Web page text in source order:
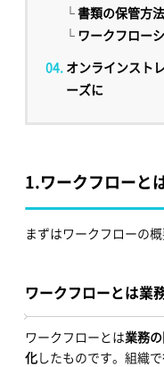
└書類の保管方
└ ワークフロー
オンラインスト
ーズに
1.ワークフローと
まずはワークフローの
ワークフローとは業
ワークフローとは業務
化したものです。組織